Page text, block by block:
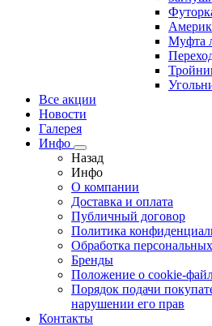
Муфта
Все акции
Новости
Галерея
Инфо
Назад
Инфо
О компании
Доставка и оплата
Публичный договор
Политика
Обработка
Бренды
Положение о cookie-
Порядок подачи
нарушении его прав
Контакты